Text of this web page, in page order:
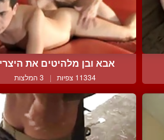
אבא ובן מלהיטים את
11334 צפיות | 3 המלצות